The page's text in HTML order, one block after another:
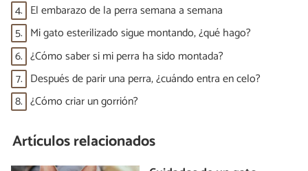
4. El embarazo de la perra semana a semana
5. Mi gato esterilizado sigue montando, ¿qué hago?
6. ¿Cómo saber si mi perra ha sido montada?
7. Después de parir una perra, ¿cuándo entra en celo?
8. ¿Cómo criar un gorrión?
Artículos relacionados